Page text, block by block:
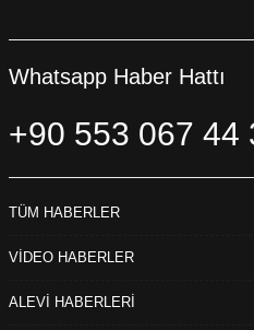
Whatsapp Haber Hattı
+90 553 067 44
TÜM HABERLER
VİDEO HABERLER
ALEVİ HABERLERİ